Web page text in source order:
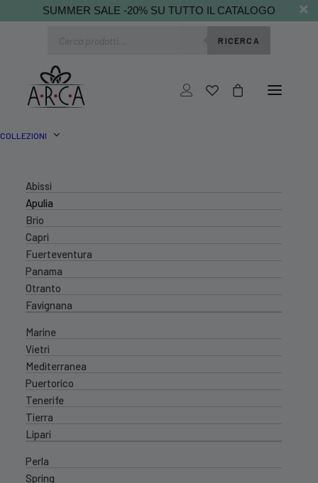
SUMMER SALE -20% SU TUTTO IL CATALOGO
RICERCA
COLLEZIONI
Abissi
Apulia
Brio
Capri
Fuerteventura
Panama
Otranto
Favignana
Marine
Vietri
Mediterranea
Puertorico
Tenerife
Tierra
Lipari
Perla
Spring